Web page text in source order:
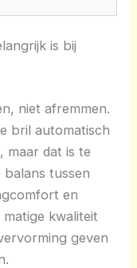
is bij
niet afremmen.
bril automatisch
maar dat is te
balans tussen
en
kwaliteit
geven